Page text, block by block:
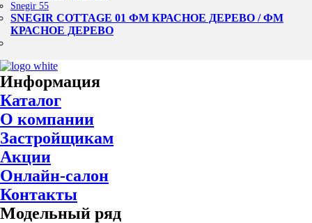
Snegir 55
SNEGIR COTTAGE 01 ФМ КРАСНОЕ ДЕРЕВО / ФМ
КРАСНОЕ ДЕРЕВО
Информация
Каталог
О компании
Застройщикам
Акции
Онлайн-салон
Контакты
Модельный ряд